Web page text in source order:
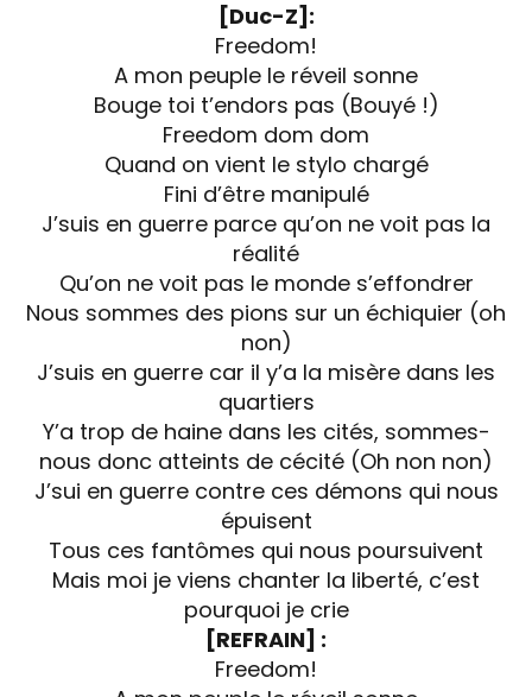
[Duc-Z]:
Freedom!
A mon peuple le réveil sonne
Bouge toi t’endors pas (Bouyé !)
Freedom dom dom
Quand on vient le stylo chargé
Fini d’être manipulé
J’suis en guerre parce qu’on ne voit pas la
réalité
Qu’on ne voit pas le monde s’effondrer
Nous sommes des pions sur un échiquier (oh
non)
J’suis en guerre car il y’a la misère dans les
quartiers
Y’a trop de haine dans les cités, sommes-
nous donc atteints de cécité (Oh non non)
J’sui en guerre contre ces démons qui nous
épuisent
Tous ces fantômes qui nous poursuivent
Mais moi je viens chanter la liberté, c’est
pourquoi je crie
[REFRAIN] :
Freedom!